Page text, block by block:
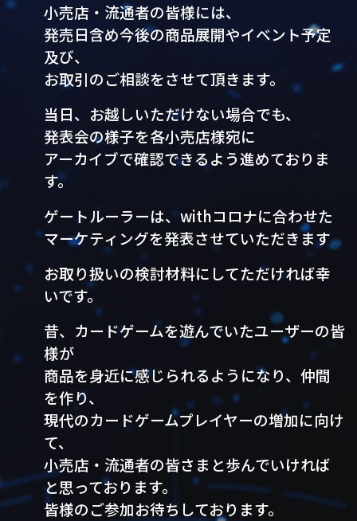
小売店・流通者の皆様には、
発売日含め今後の商品展開やイベント予定
及び、
お取引のご相談をさせて頂きます。
当日、お越しいただけない場合でも、
発表会の様子を各小売店様宛に
アーカイブで確認できるよう進めておりま
す。
ゲートルーラーは、withコロナに合わせた
マーケティングを発表させていただきます
お取り扱いの検討材料にしてただければ幸
いです。
昔、カードゲームを遊んでいたユーザーの皆
様が
商品を身近に感じられるようになり、仲間
を作り、
現代のカードゲームプレイヤーの増加に向け
て、
小売店・流通者の皆さまと歩んでいければ
と思っております。
皆様のご参加お待ちしております。